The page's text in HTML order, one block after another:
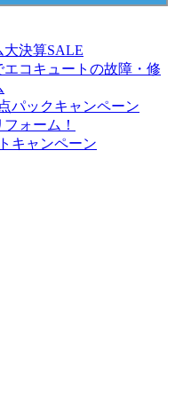
大決算SALE
コキュートの故障・修
パックキャンペーン
ォーム！
キャンペーン